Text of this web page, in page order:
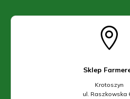

Sklep
Krotoszyn
ul. Raszkowska